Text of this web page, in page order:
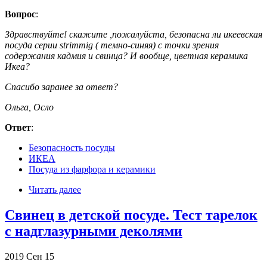
Вопрос:
Здравствуйте! скажите ,пожалуйста, безопасна ли икеевская
посуда серии strimmig ( темно-синяя) с точки зрения
содержания кадмия и свинца? И вообще, цветная керамика
Икеа?
Спасибо заранее за ответ?
Ольга, Осло
Ответ:
Безопасность посуды
ИКЕА
Посуда из фарфора и керамики
Читать далее
Свинец в детской посуде. Тест тарелок
с надглазурными деколями
2019 Сен 15